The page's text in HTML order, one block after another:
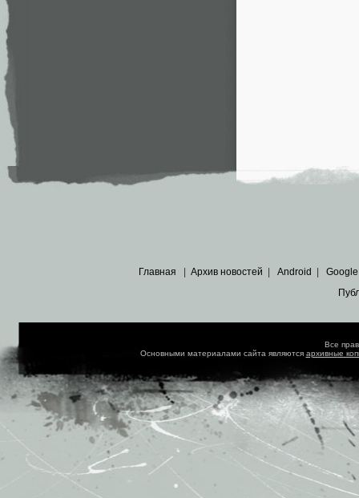
Главная Архив новостей Android Google
Все
Основными материалами сайта являются архивные